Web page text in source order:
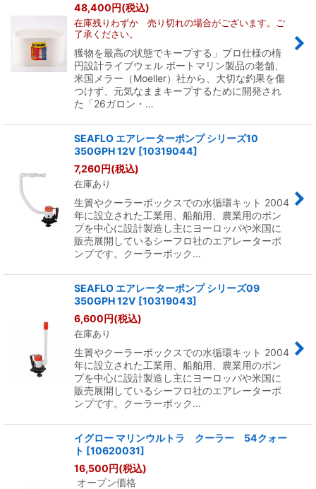
48,400円(税込)
在庫残りわずか 売り切れの場合がございます。ご
了承ください。
獲物を最高の状態でキープする」プロ仕様の楕
円設計ライブウェル ボートマリン製品の老舗、
米国メラー（Moeller）社から、大切な釣果を傷
つけず、元気なままキープするために開発され
た「26ガロン・…
SEAFLO エアレーターポンプ シリーズ10
350GPH 12V [10319044]
7,260円(税込)
在庫あり
生簀やクーラーボックスでの水循環キット 2004
年に設立された工業用、船舶用、農業用のポン
プを中心に設計製造し主にヨーロッパや米国に
販売展開しているシーフロ社のエアレーターポ
ンプです。クーラーボック…
SEAFLO エアレーターポンプ シリーズ09
350GPH 12V [10319043]
6,600円(税込)
在庫あり
生簀やクーラーボックスでの水循環キット 2004
年に設立された工業用、船舶用、農業用のポン
プを中心に設計製造し主にヨーロッパや米国に
販売展開しているシーフロ社のエアレーターポ
ンプです。クーラーボック…
イグロー マリンウルトラ クーラー 54クォー
ト [10620031]
16,500円(税込)
オープン価格